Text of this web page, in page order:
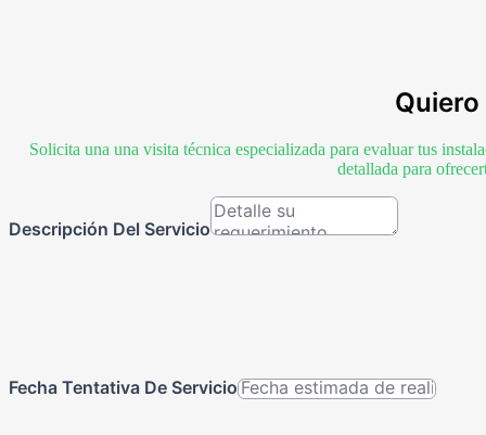
Solicita una una visita técnica especializada para evaluar tus
detallada para
Descripción Del Servicio
Fecha Tentativa De Servicio